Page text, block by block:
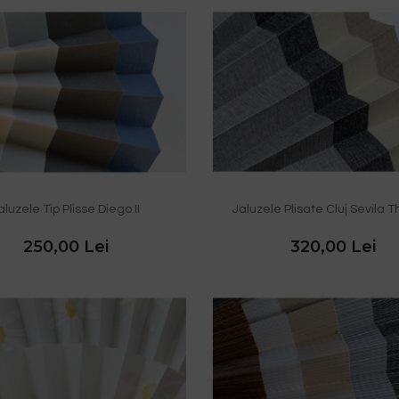
Tip Plisse Diego II
250,00 Lei
Jaluzele Plisate Cluj Sevila
320,00 Lei